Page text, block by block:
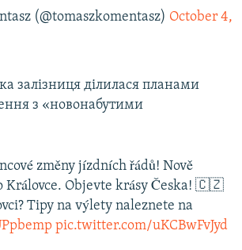
(@tomaszkomentasz) October 4,
залізниця ділилася планами
з «новонабутими
změny jízdních řádů! Nově
Královce. Objevte krásy Česka! 🇨🇿
Tipy na výlety naleznete na
pic.twitter.com/uKCBwFvJyd